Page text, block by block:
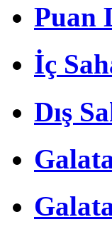
Puan
İç
Dış